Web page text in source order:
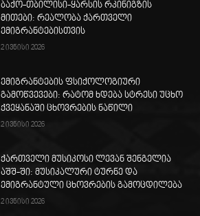
ბაქო-თბილისი-ყარსის რკინიგზის
მითები: რეალობა ქართველი
ემიგრანტებისთვის
2 ივნისი 2026
ემიგრანტების ფსიქოლოგიური
გამოწვევები: რატომ ხდება სტრესი უცხო
ქვეყანაში ცხოვრების ნაწილი
2 ივნისი 2026
ქართველი მუსიკოსი ლევან შენგელია
აშშ-ში: მუსიკალური ტურნე და
ემიგრანტული ცხოვრების გამოცდილება
2 ივნისი 2026